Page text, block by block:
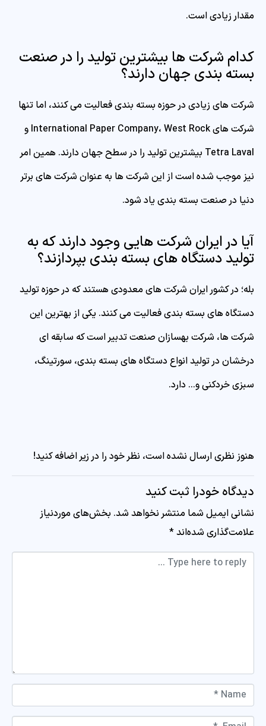
مقدار زیادی است.
کدام شرکت ها بیشترین تولید را در صنعت
بسته بندی جهان دارند؟
شرکت های زیادی در حوزه بسته بندی فعالیت می کنند، اما تنها
شرکت های International Paper Company، West Rock و
Tetra Laval بیشترین تولید را در سطح جهان دارند. همین امر
نیز موجب شده است از این شرکت ها به عنوان شرکت های برتر
دنیا در صنعت بسته بندی یاد شود.
آیا در ایران شرکت هایی وجود دارند که به
تولید دستگاه های بسته بندی بپردازند؟
بله؛ در کشور ایران شرکت های معدودی هستند که در حوزه تولید
دستگاه های بسته بندی فعالیت می کنند. یکی از بهترین این
شرکت ها، شرکت بهسازان صنعت تدبیر است که سابقه ای
درخشان در تولید انواع دستگاه های بسته بندی، سورتینگ،
سبزی خردکنی و… دارد.
هنوز نظری ارسال نشده است، نظر خود را در زیر اضافه کنید!
دیدگاه خودرا ثبت کنید
نشانی ایمیل شما منتشر نخواهد شد. بخش‌های موردنیاز
علامت‌گذاری شده‌اند*
Comment *
Name *